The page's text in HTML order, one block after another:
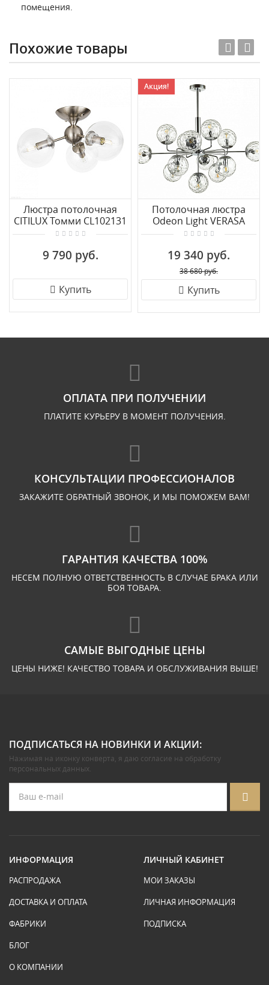
помещения.
Похожие товары
Люстра потолочная
CITILUX Томми CL102131
9 790 руб.
Купить
Акция!
Потолочная люстра
Odeon Light VERASA
4982/13
19 340 руб.
38 680 руб.
Купить
ОПЛАТА ПРИ ПОЛУЧЕНИИ
ПЛАТИТЕ КУРЬЕРУ В МОМЕНТ ПОЛУЧЕНИЯ.
КОНСУЛЬТАЦИИ ПРОФЕССИОНАЛОВ
ЗАКАЖИТЕ ОБРАТНЫЙ ЗВОНОК, И МЫ ПОМОЖЕМ ВАМ!
ГАРАНТИЯ КАЧЕСТВА 100%
НЕСЕМ ПОЛНУЮ ОТВЕТСТВЕННОСТЬ В СЛУЧАЕ БРАКА ИЛИ
БОЯ ТОВАРА.
САМЫЕ ВЫГОДНЫЕ ЦЕНЫ
ЦЕНЫ НИЖЕ! КАЧЕСТВО ТОВАРА И ОБСЛУЖИВАНИЯ ВЫШЕ!
ПОДПИСАТЬСЯ НА НОВИНКИ И АКЦИИ:
Нажимая на иконку конверта, я даю согласие на обработку
персональных данных.
ИНФОРМАЦИЯ
РАСПРОДАЖА
ДОСТАВКА И ОПЛАТА
ФАБРИКИ
БЛОГ
О КОМПАНИИ
ЛИЧНЫЙ КАБИНЕТ
МОИ ЗАКАЗЫ
ЛИЧНАЯ ИНФОРМАЦИЯ
ПОДПИСКА